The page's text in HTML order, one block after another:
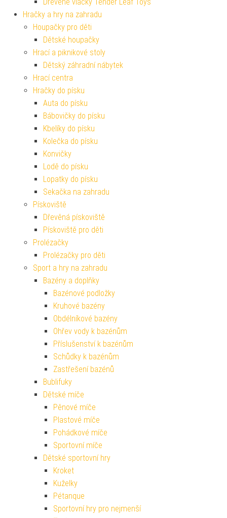
Hračky a hry na zahradu
Houpačky pro děti
Dětské houpačky
Hrací a piknikové stoly
Dětský záhradní nábytek
Hrací centra
Hračky do písku
Auta do písku
Bábovičky do písku
Kbelíky do písku
Kolečka do písku
Konvičky
Lodě do písku
Lopatky do písku
Sekačka na zahradu
Pískoviště
Dřevěná pískoviště
Pískoviště pro děti
Prolézačky
Prolézačky pro děti
Sport a hry na zahradu
Bazény a doplňky
Bazénové podložky
Kruhové bazény
Obdélníkové bazény
Ohřev vody k bazénům
Příslušenství k bazénům
Schůdky k bazénům
Zastřešení bazénů
Bublifuky
Dětské míče
Pěnové míče
Plastové míče
Pohádkové míče
Sportovní míče
Dětské sportovní hry
Kroket
Kuželky
Pétanque
Sportovní hry pro nejmenší